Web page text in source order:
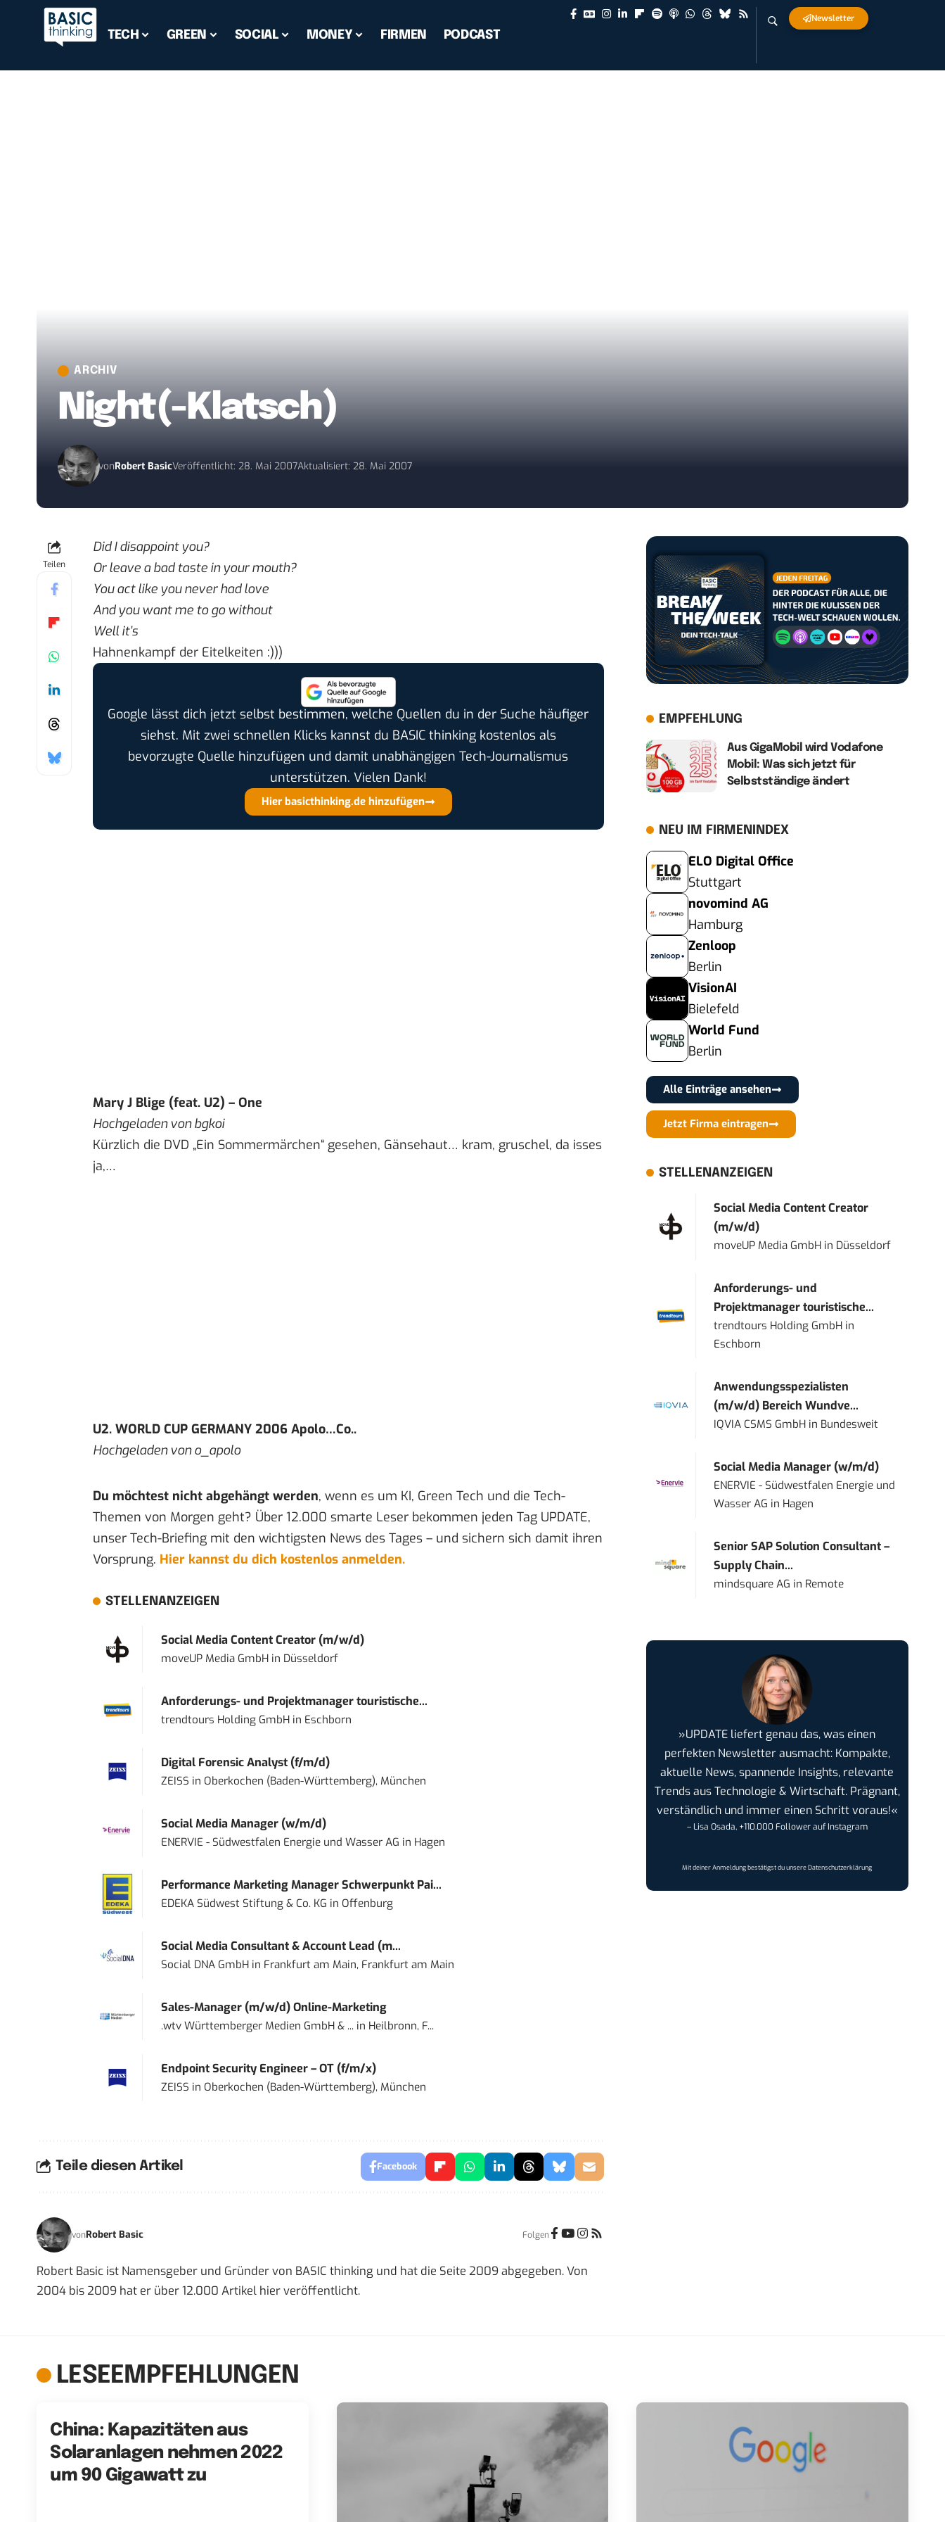
TECH GREEN SOCIAL MONEY FIRMEN PODCAST
Newsletter
ARCHIV
Night(-Klatsch)
vonRobert BasicVeröffentlicht: 28. Mai 2007Aktualisiert: 28. Mai 2007
Teilen
Did I disappoint you?
Or leave a bad taste in your mouth?
You act like you never had love
And you want me to go without
Well it’s
Hahnenkampf der Eitelkeiten :)))
Google lässt dich jetzt selbst bestimmen, welche Quellen du in der Suche häufiger
siehst. Mit zwei schnellen Klicks kannst du BASIC thinking kostenlos als
bevorzugte Quelle hinzufügen und damit unabhängigen Tech-Journalismus
unterstützen. Vielen Dank!
Hier basicthinking.de hinzufügen
Mary J Blige (feat. U2) – One
Hochgeladen vonbgkoi
Kürzlich die DVD „Ein Sommermärchen“ gesehen, Gänsehaut… kram, gruschel, da isses
ja,…
U2. WORLD CUP GERMANY 2006 Apolo…Co..
Hochgeladen vono_apolo
Du möchtest nicht abgehängt werden, wenn es um KI, Green Tech und die Tech-
Themen von Morgen geht? Über 12.000 smarte Leser bekommen jeden Tag UPDATE,
unser Tech-Briefing mit den wichtigsten News des Tages – und sichern sich damit ihren
Vorsprung. Hier kannst du dich kostenlos anmelden.
STELLENANZEIGEN
Social Media Content Creator (m/w/d)
moveUP Media GmbHin Düsseldorf
Anforderungs- und Projektmanager touristische...
trendtours Holding GmbHin Eschborn
Digital Forensic Analyst (f/m/d)
ZEISS in Oberkochen (Baden-Württemberg), München
Social Media Manager (w/m/d)
ENERVIE - Südwestfalen Energie und Wasser AG in Hagen
Performance Marketing Manager Schwerpunkt Pai...
EDEKA Südwest Stiftung & Co. KG in Offenburg
Social Media Consultant & Account Lead (m...
Social DNA GmbHin Frankfurt am Main, Frankfurt am Main
Sales-Manager (m/w/d) Online-Marketing
.wtv Württemberger Medien GmbH & ...in Heilbronn, F...
Endpoint Security Engineer – OT (f/m/x)
ZEISS in Oberkochen (Baden-Württemberg), München
Teile diesen Artikel Facebook
vonRobert Basic Folgen
Robert Basic ist Namensgeber und Gründer von BASIC thinking und hat die Seite 2009 abgegeben. Von
2004 bis 2009 hat er über 12.000 Artikel hier veröffentlicht.
EMPFEHLUNG
Aus GigaMobil wird Vodafone
Mobil: Was sich jetzt für
Selbstständige ändert
NEU IM FIRMENINDEX
ELO Digital Office
Stuttgart
novomind AG
Hamburg
Zenloop
Berlin
VisionAI
Bielefeld
World Fund
Berlin
Alle Einträge ansehen
Jetzt Firma eintragen
STELLENANZEIGEN
Social Media Content Creator
(m/w/d)
moveUP Media GmbH in Düsseldorf
Anforderungs- und
Projektmanager touristische...
trendtours Holding GmbH in
Eschborn
Anwendungsspezialisten
(m/w/d) Bereich Wundve...
IQVIA CSMS GmbH in Bundesweit
Social Media Manager (w/m/d)
ENERVIE - Südwestfalen Energie und
Wasser AG in Hagen
Senior SAP Solution Consultant –
Supply Chain...
mindsquare AG in Remote
»UPDATE liefert genau das, was einen
perfekten Newsletter ausmacht: Kompakte,
aktuelle News, spannende Insights, relevante
Trends aus Technologie & Wirtschaft. Prägnant,
verständlich und immer einen Schritt voraus!«
– Lisa Osada, +110.000 Follower auf Instagram
Mit deiner Anmeldung bestätigst du unsereDatenschutzerklärung
LESEEMPFEHLUNGEN
China: Kapazitäten aus
Solaranlagen nehmen 2022
um 90 Gigawatt zu